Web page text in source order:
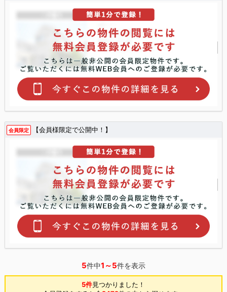
会員限定 【会員様限定で公開中！】
5件中1～5件を表示
5件見つかりました！